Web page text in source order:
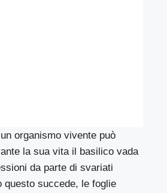
organismo vivente può
la sua vita il basilico vada
da parte di svariati
questo succede, le foglie